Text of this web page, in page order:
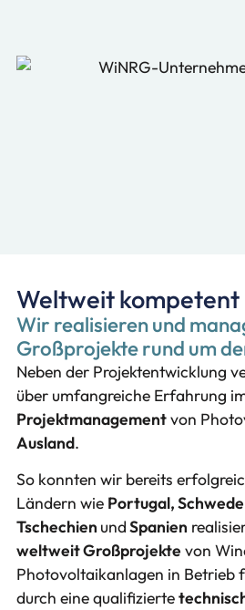
Weltweit kompetent
Wir realisieren und
Großprojekte rund um
Neben der Projektentwicklung
über umfangreiche Erfahrung
Projektmanagementvon
Ausland.
So konnten wir bereits
Ländern wie Portugal,
Tschechien undSpanien
weltweit Großprojekte von
Photovoltaikanlagen in Betrieb
durch eine qualifizierte